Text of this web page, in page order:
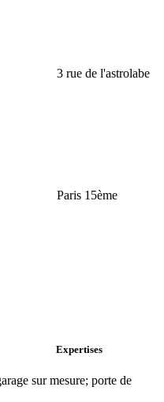
3 rue de l'astrolabe
Paris 15ème
Expertises
sur mesure; porte de